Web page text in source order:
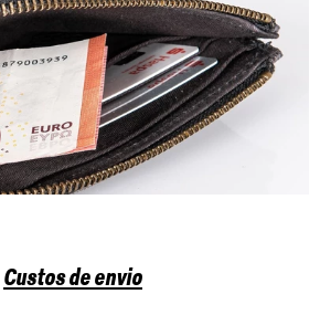
Custos de envio